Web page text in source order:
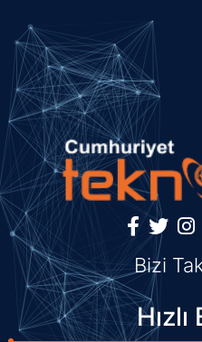
Bizi